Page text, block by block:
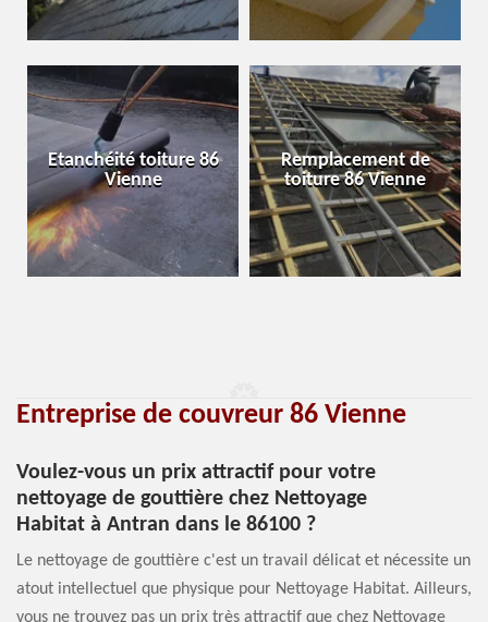
Etanchéité toiture 86
Vienne
Remplacement de
toiture 86 Vienne
Entreprise de couvreur 86 Vienne
Voulez-vous un prix attractif pour votre
nettoyage de gouttière chez Nettoyage
Habitat à Antran dans le 86100 ?
Le nettoyage de gouttière c'est un travail délicat et nécessite un
atout intellectuel que physique pour Nettoyage Habitat. Ailleurs,
vous ne trouvez pas un prix très attractif que chez Nettoyage